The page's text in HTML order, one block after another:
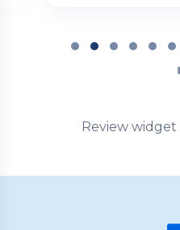
Review widget